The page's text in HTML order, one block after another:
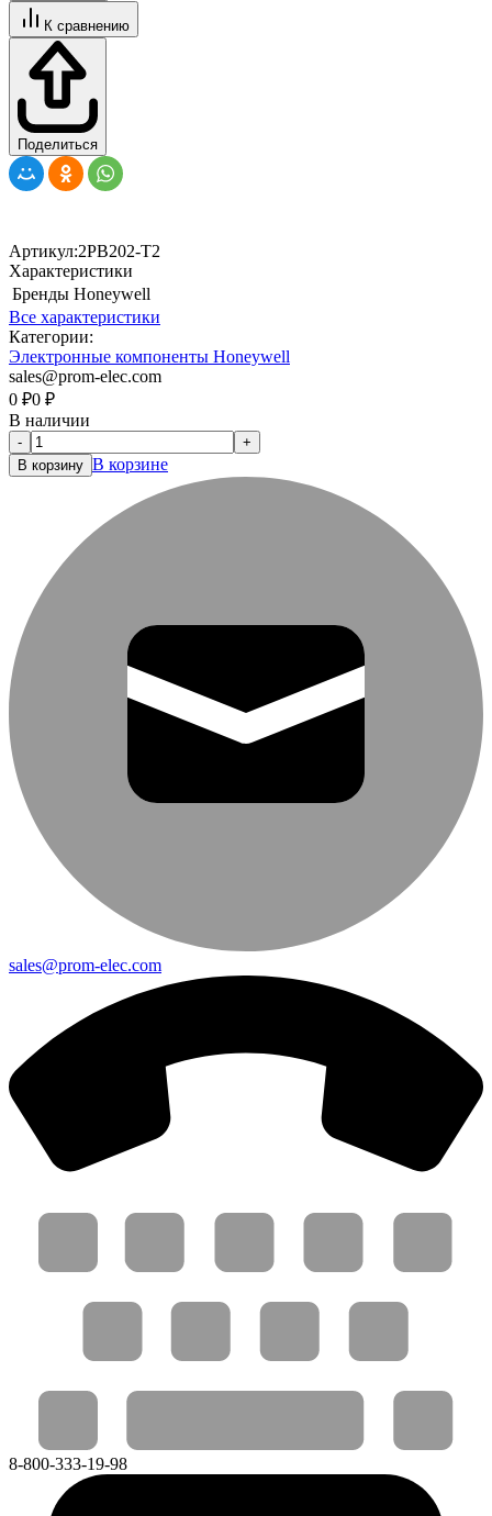
К сравнению
Поделиться
Артикул:2PB202-T2
Характеристики
Бренды Honeywell
Все характеристики
Категории:
Электронные компоненты Honeywell
sales@prom-elec.com
0 ₽0 ₽
В наличии
-
+
В корзину В корзине
sales@prom-elec.com
8-800-333-19-98